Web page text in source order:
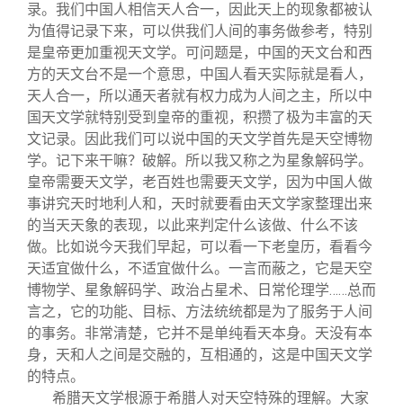
录。我们中国人相信天人合一，因此天上的现象都被认
为值得记录下来，可以供我们人间的事务做参考，特别
是皇帝更加重视天文学。可问题是，中国的天文台和西
方的天文台不是一个意思，中国人看天实际就是看人，
天人合一，所以通天者就有权力成为人间之主，所以中
国天文学就特别受到皇帝的重视，积攒了极为丰富的天
文记录。因此我们可以说中国的天文学首先是天空博物
学。记下来干嘛？破解。所以我又称之为星象解码学。
皇帝需要天文学，老百姓也需要天文学，因为中国人做
事讲究天时地利人和，天时就要看由天文学家整理出来
的当天天象的表现，以此来判定什么该做、什么不该
做。比如说今天我们早起，可以看一下老皇历，看看今
天适宜做什么，不适宜做什么。一言而蔽之，它是天空
博物学、星象解码学、政治占星术、日常伦理学……总而
言之，它的功能、目标、方法统统都是为了服务于人间
的事务。非常清楚，它并不是单纯看天本身。天没有本
身，天和人之间是交融的，互相通的，这是中国天文学
的特点。
希腊天文学根源于希腊人对天空特殊的理解。大家